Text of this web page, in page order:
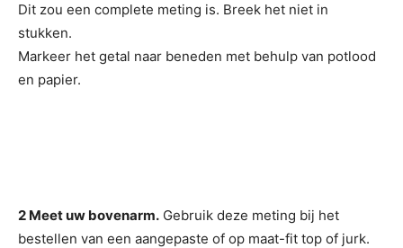
Dit zou een complete meting is. Breek het niet in
stukken.
Markeer het getal naar beneden met behulp van potlood
en papier.
2 Meet uw bovenarm. Gebruik deze meting bij het
bestellen van een aangepaste of op maat-fit top of jurk.